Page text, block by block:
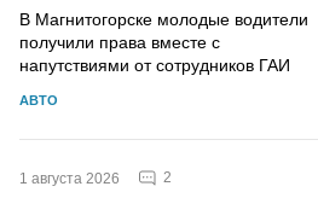
В Магнитогорске молодые водители
получили права вместе с
напутствиями от сотрудников ГАИ
АВТО
1 августа 2026 2